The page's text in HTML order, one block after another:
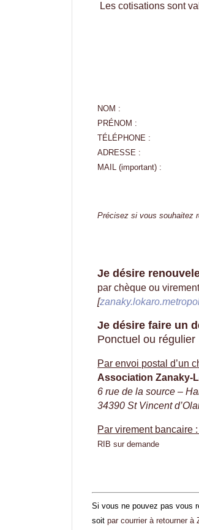
Les cotisations sont
NOM :
PRÉNOM :
TÉLÉPHONE :
ADRESSE :
MAIL (important) :
Précisez si vous souhaitez
Je désire
par chèque ou
[
Je désire faire un
Ponctuel ou régulier
Par envoi postal d’un
Association Zanaky-
6 rue de la source –
34390 St Vincent
Par virement bancaire :
RIB sur demande
Si vous ne pouvez pas vous
soit par courrier à retourner à